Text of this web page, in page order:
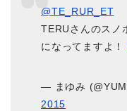
@TE_RUR_ET
TERUさんのスノ
になってますよ！
— まゆみ
2015